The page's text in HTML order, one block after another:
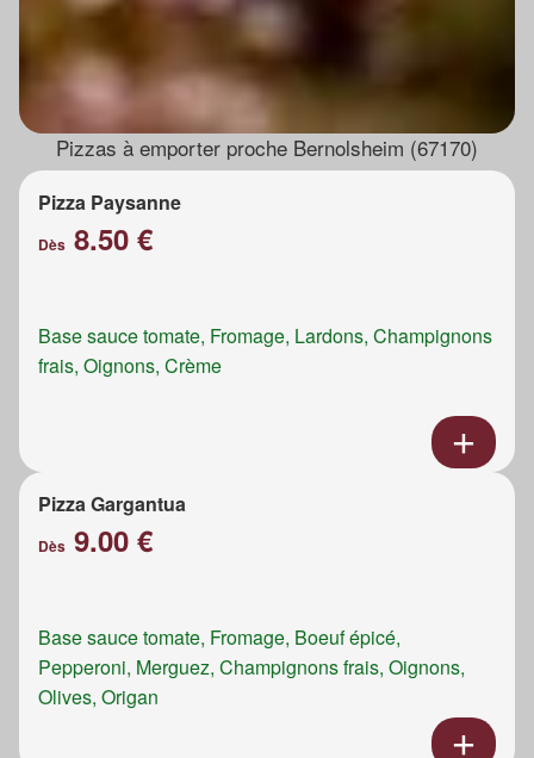
Pizzas à emporter proche Bernolsheim (67170)
Pizza Paysanne
Dès 8.50 €
Base sauce tomate, Fromage, Lardons, Champignons
frais, Oignons, Crème
Pizza Gargantua
Dès 9.00 €
Base sauce tomate, Fromage, Boeuf épicé,
Pepperoni, Merguez, Champignons frais, Oignons,
Olives, Origan